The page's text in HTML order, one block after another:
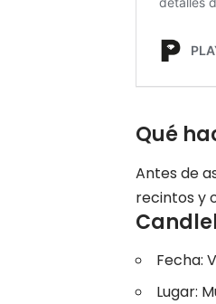
Qué
Antes de
recintos y
Fecha:
Lugar: